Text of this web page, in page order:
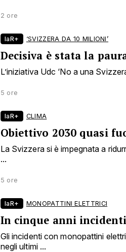
2 ore
laR+ ‘SVIZZERA DA 10 MILIONI’
Decisiva è stata la
L’iniziativa Udc ‘No a una
5 ore
laR+ CLIMA
Obiettivo 2030 quasi
La Svizzera si è impegnata a
...
5 ore
laR+ MONOPATTINI ELETTRICI
In cinque anni
Gli incidenti con monopattini
negli ultimi ...